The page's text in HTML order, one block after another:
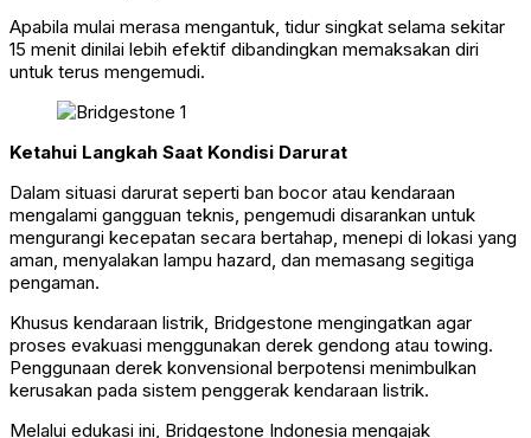
Apabila mulai merasa mengantuk, tidur singkat selama sekitar
15 menit dinilai lebih efektif dibandingkan memaksakan diri
untuk terus mengemudi.
Ketahui Langkah Saat Kondisi Darurat
Dalam situasi darurat seperti ban bocor atau kendaraan
mengalami gangguan teknis, pengemudi disarankan untuk
mengurangi kecepatan secara bertahap, menepi di lokasi yang
aman, menyalakan lampu hazard, dan memasang segitiga
pengaman.
Khusus kendaraan listrik, Bridgestone mengingatkan agar
proses evakuasi menggunakan derek gendong atau towing.
Penggunaan derek konvensional berpotensi menimbulkan
kerusakan pada sistem penggerak kendaraan listrik.
Melalui edukasi ini, Bridgestone Indonesia mengajak